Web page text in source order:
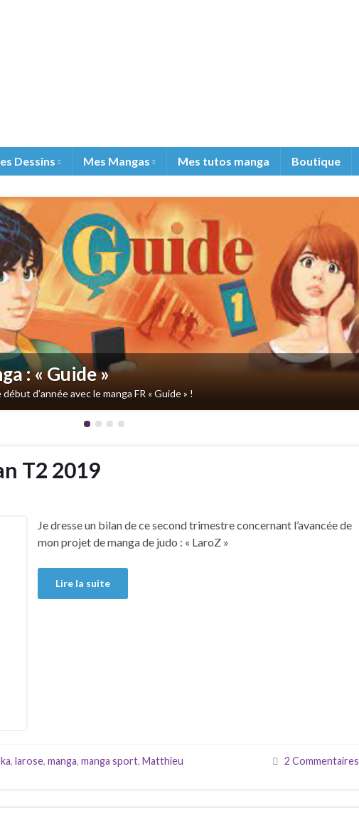
Dessins Mes Mangas Mes tutos manga Boutique
très intéressantes d’œuvres autoéditées.
T2 2019
Je dresse un bilan de ce second trimestre concernant l’avancée de
mon projet de manga de judo : « LaroZ »
Lire la suite
, larose, manga, manga sport, Matthieu
2 Commentaires